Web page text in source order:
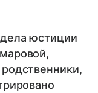
юстиции